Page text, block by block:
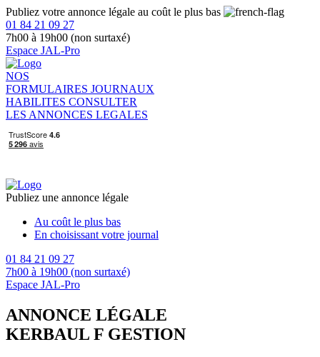
Publiez votre annonce légale au coût le plus bas
01 84 21 09 27
7h00 à 19h00 (non surtaxé)
Espace JAL-Pro
NOS
FORMULAIRES JOURNAUX
HABILITES CONSULTER
LES ANNONCES LEGALES
Publiez une annonce légale
Au coût le plus bas
En choisissant votre journal
01 84 21 09 27
7h00 à 19h00 (non surtaxé)
Espace JAL-Pro
ANNONCE LÉGALE
KERBAUL F GESTION